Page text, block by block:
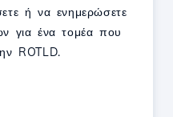
ή να ενημερώσετε
για ένα τομέα που
ROTLD.